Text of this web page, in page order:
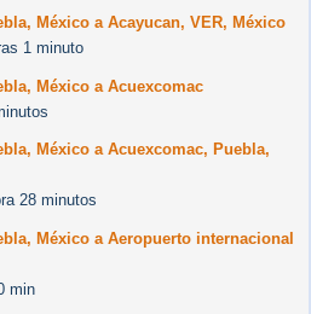
México a Acayucan, VER, México
1 minuto
México a Acuexcomac
México a Acuexcomac, Puebla,
28 minutos
México a Aeropuerto internacional
min